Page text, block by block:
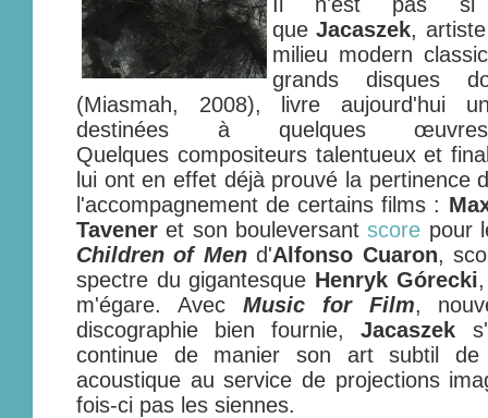
queJacaszek,
milieu modern
grands disques
(Miasmah, 2008), livre aujourd'hui
destinées à quelques œuvres
Quelques compositeurs talentueux et
lui ont en effet déjà prouvé la pertinence
l'accompagnement de certains films :
Tavener et son bouleversantscore pour
Children of Mend'Alfonso Cuaron,
spectre du gigantesque Henryk Górecki
m'égare. Avec Music for Film,
discographie bien fournie,Jacaszek
continue de manier son art subtil de
acoustique au service de projections
fois-ci pas les siennes.